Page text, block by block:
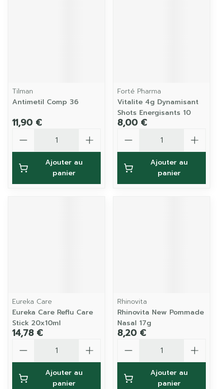
Tilman
Antimetil Comp 36
11,90 €
Ajouter au
panier
Forté Pharma
Vitalite 4g Dynamisant
Shots Energisants 10
8,00 €
Ajouter au
panier
Eureka Care
Eureka Care Reflu Care
Stick 20x10ml
14,78 €
Ajouter au
panier
Rhinovita
Rhinovita New Pommade
Nasal 17g
8,20 €
Ajouter au
panier